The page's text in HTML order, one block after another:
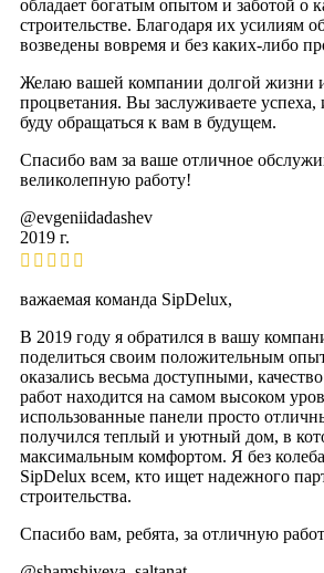
обладает богатым опытом и заботой о
строительстве. Благодаря их усилиям
возведены вовремя и без каких-либо
Желаю вашей компании долгой жизни
процветания. Вы заслуживаете
буду обращаться к вам в будущем.
Спасибо вам за ваше отличное
великолепную работу!
@evgeniidadashev
2019 г.
важаемая команда SipDelux,
В 2019 году я обратился в вашу
поделиться своим положительным
оказались весьма доступными,
работ находится на самом высоком
использованные панели просто
получился теплый и уютный дом, в
максимальным комфортом. Я без
SipDelux всем, кто ищет надежного
строительства.
Спасибо вам, ребята, за отличную